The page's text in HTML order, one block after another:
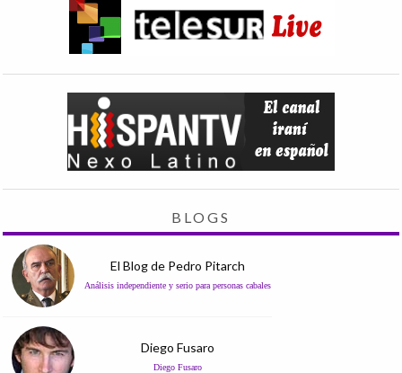
BLOGS
El Blog de Pedro Pitarch
Análisis independiente y serio para personas cabales
Diego Fusaro
Diego Fusaro